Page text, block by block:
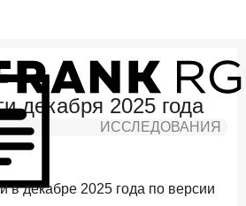
RG
ИССЛЕДОВАНИЕ
года объем выдач кредитов
руб.
декабря 2025 года
ИССЛЕДОВАНИЯ
в декабре 2025 года по версии